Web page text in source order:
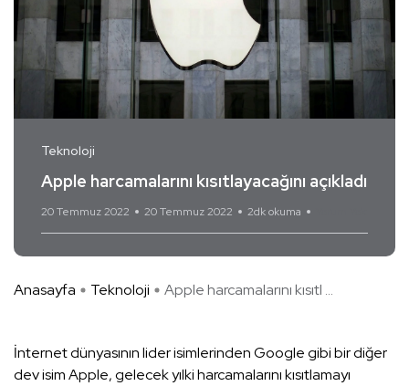
Teknoloji
Apple harcamalarını kısıtlayacağını açıkladı
20 Temmuz 2022 20 Temmuz 2022 2dk okuma
Anasayfa Teknoloji Apple harcamalarını kısıtl ...
İnternet dünyasının lider isimlerinden Google gibi bir diğer
dev isim Apple, gelecek yılki harcamalarını kısıtlamayı